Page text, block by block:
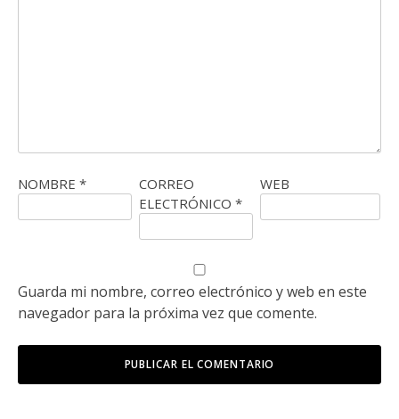
NOMBRE *
CORREO
ELECTRÓNICO *
WEB
Guarda mi nombre, correo electrónico y web en este
navegador para la próxima vez que comente.